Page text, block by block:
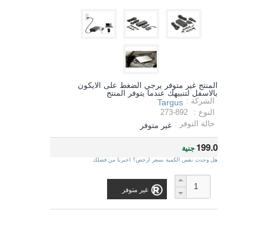
المنتج غير متوفر يرجي الضغط على الايكون
بالاسفل لتنبيهك عندما يتوفر المنتج
الشركة : Targus
النوع :
273-892
حالة التوفر : غير متوفر
199.0 جنية
هل وجدت نفس الكمية بسعر ارخص؟ اخبرنا من فضلك
غير متوفر